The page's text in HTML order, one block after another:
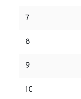
7
8
9
10